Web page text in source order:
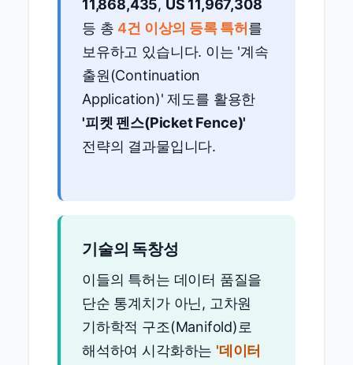
11,868,435, US 11,967,308
등 총 4건 이상의 등록 특허 를
보유하고 있습니다. 이는 '계속
출원(Continuation
Application)' 제도를 활용한
'피켓 펜스(Picket Fence)'
전략의 결과물입니다.
기술의 독창성
이들의 특허는 데이터 품질을
단순 통계치가 아닌, 고차원
기하학적 구조(Manifold)로
해석하여 시각화하는 '데이터